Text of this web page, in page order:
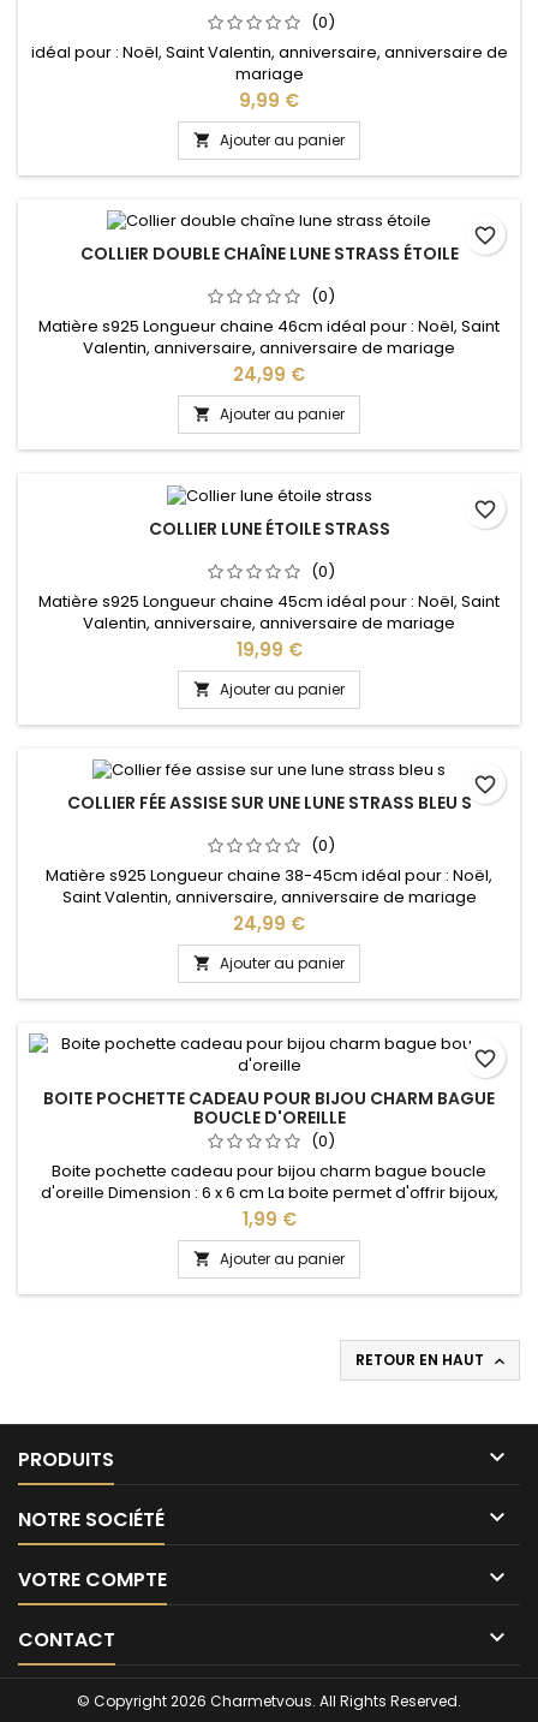
(0)
idéal pour : Noël, Saint Valentin, anniversaire, anniversaire de
mariage
Prix
9,99 €
 Ajouter au panier
COLLIER DOUBLE CHAÎNE LUNE STRASS ÉTOILE
(0)
Matière s925 Longueur chaine 46cm idéal pour : Noël, Saint
Valentin, anniversaire, anniversaire de mariage
Prix
24,99 €
 Ajouter au panier
favorite_border
COLLIER LUNE ÉTOILE STRASS
(0)
Matière s925 Longueur chaine 45cm idéal pour : Noël, Saint
Valentin, anniversaire, anniversaire de mariage
Prix
19,99 €
 Ajouter au panier
favorite_border
COLLIER FÉE ASSISE SUR UNE LUNE STRASS BLEU S
(0)
Matière s925 Longueur chaine 38-45cm idéal pour : Noël,
Saint Valentin, anniversaire, anniversaire de mariage
Prix
24,99 €
 Ajouter au panier
favorite_border
BOITE POCHETTE CADEAU POUR BIJOU CHARM BAGUE
BOUCLE D'OREILLE
(0)
Boite pochette cadeau pour bijou charm bague boucle
d'oreille Dimension : 6 x 6 cm La boite permet d'offrir bijoux,
charms, bracelets dans un magnifique écrin idéal pour : Noël,
Saint Valentin, anniversaire, anniversaire de mariage, fête
des mères
Prix
1,99 €
 Ajouter au panier
favorite_border
RETOUR EN HAUT 
PRODUITS 
NOTRE SOCIÉTÉ 
VOTRE COMPTE 
CONTACT 
© Copyright 2026 Charmetvous. All Rights Reserved.